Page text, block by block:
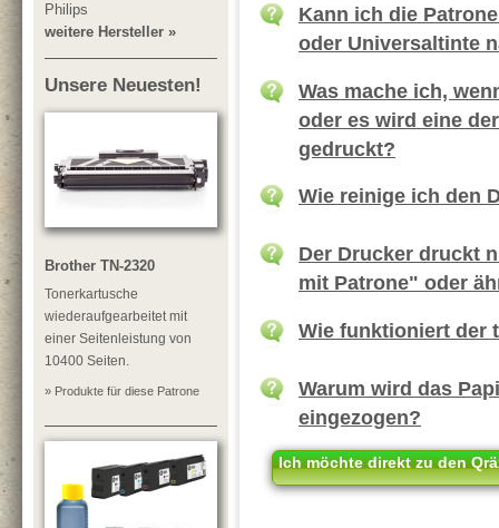
Philips
weitere Hersteller »
Unsere Neuesten!
Brother TN-2320
Tonerkartusche
wiederaufgearbeitet mit
einer Seitenleistung von
10400 Seiten.
» Produkte für diese Patrone
Kann ich die
oder Universaltinte
Was mache ich,
oder es wird eine
gedruckt?
Wie reinige ich den
Der Drucker druckt
mit Patrone" oder
Wie funktioniert der
Warum wird das
eingezogen?
Ich möchte direkt zu den